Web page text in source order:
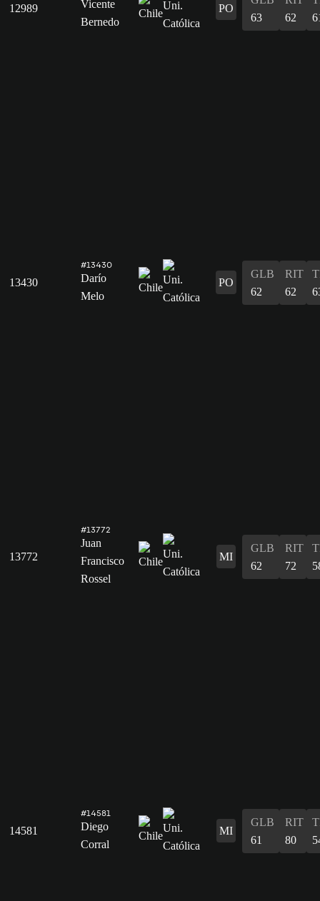
12989
Vicente
Bernedo
PO
63
62
13430
#13430
Darío
Melo
PO
GLB
62
RIT
62
13772
#13772
Juan
Francisco
Rossel
MI
GLB
62
RIT
72
14581
#14581
Diego
Corral
MI
GLB
61
RIT
80